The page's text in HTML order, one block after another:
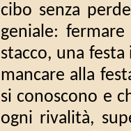
cibo senza
geniale:
stacco, una
mancare alla
si conoscono e
ogni rivalità,